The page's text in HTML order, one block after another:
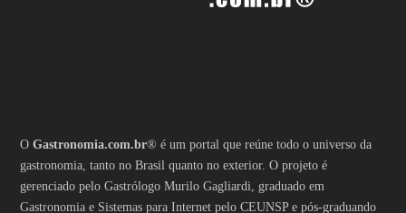
OGastronomia.com.br® é um portal que reúne todo o universo da
gastronomia, tanto no Brasil quanto no exterior. O projeto é
gerenciado pelo Gastrólogo Murilo Gagliardi, graduado em
Gastronomia e Sistemas para Internet pelo CEUNSP e pós-graduando